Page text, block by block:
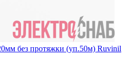
без протяжки (уп.50м) Ruvinil